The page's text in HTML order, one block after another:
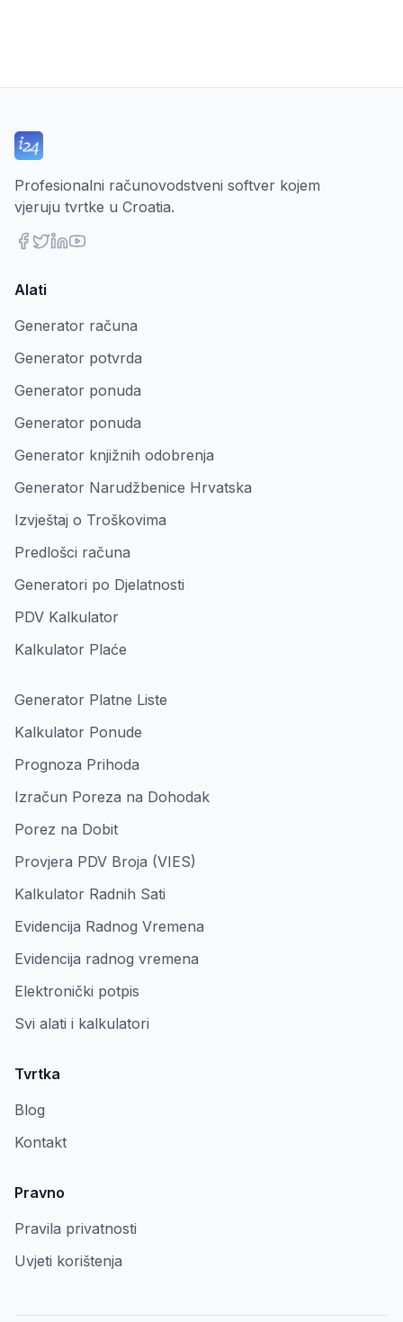
Profesionalni računovodstveni softver kojem
vjeruju tvrtke u Croatia.
Alati
Generator računa
Generator potvrda
Generator ponuda
Generator ponuda
Generator knjižnih odobrenja
Generator Narudžbenice Hrvatska
Izvještaj o Troškovima
Predlošci računa
Generatori po Djelatnosti
PDV Kalkulator
Kalkulator Plaće
Generator Platne Liste
Kalkulator Ponude
Prognoza Prihoda
Izračun Poreza na Dohodak
Porez na Dobit
Provjera PDV Broja (VIES)
Kalkulator Radnih Sati
Evidencija Radnog Vremena
Evidencija radnog vremena
Elektronički potpis
Svi alati i kalkulatori
Tvrtka
Blog
Kontakt
Pravno
Pravila privatnosti
Uvjeti korištenja